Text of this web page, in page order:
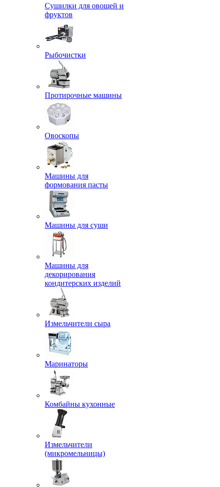
Сушилки для овощей и
фруктов
Рыбочистки
Протирочные машины
Овоскопы
Машины для
формования пасты
Машины для суши
Машины для
декорирования
кондитерских изделий
Измельчители сыра
Маринаторы
Комбайны кухонные
Измельчители
(микромельницы)